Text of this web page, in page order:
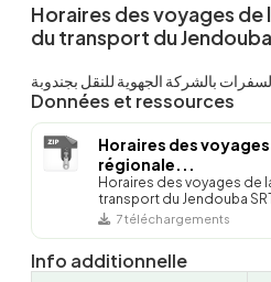
Horaires des voyages
du transport du Jendouba
Données et ressources
Horaires des
régionale...
Horaires des voyages de
transport du Jendouba
7 téléchargements
Info additionnelle